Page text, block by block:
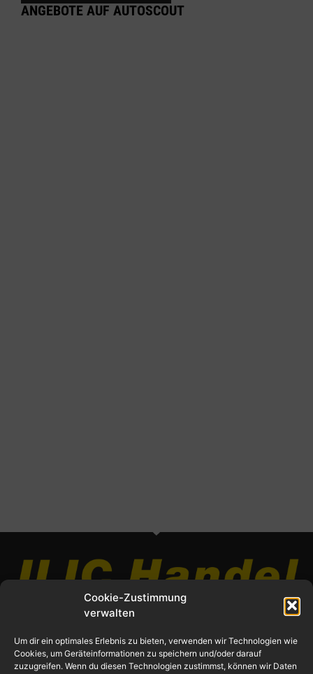
Cookie-Zustimmung
verwalten
Um dir ein optimales Erlebnis zu bieten, verwenden wir Technologien wie
Cookies, um Geräteinformationen zu speichern und/oder darauf
zuzugreifen. Wenn du diesen Technologien zustimmst, können wir Daten
ANGEBOTE AUF AUTOSCOUT